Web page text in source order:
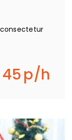
45p/h